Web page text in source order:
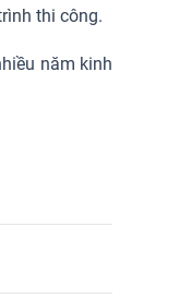
thi công.
năm kinh